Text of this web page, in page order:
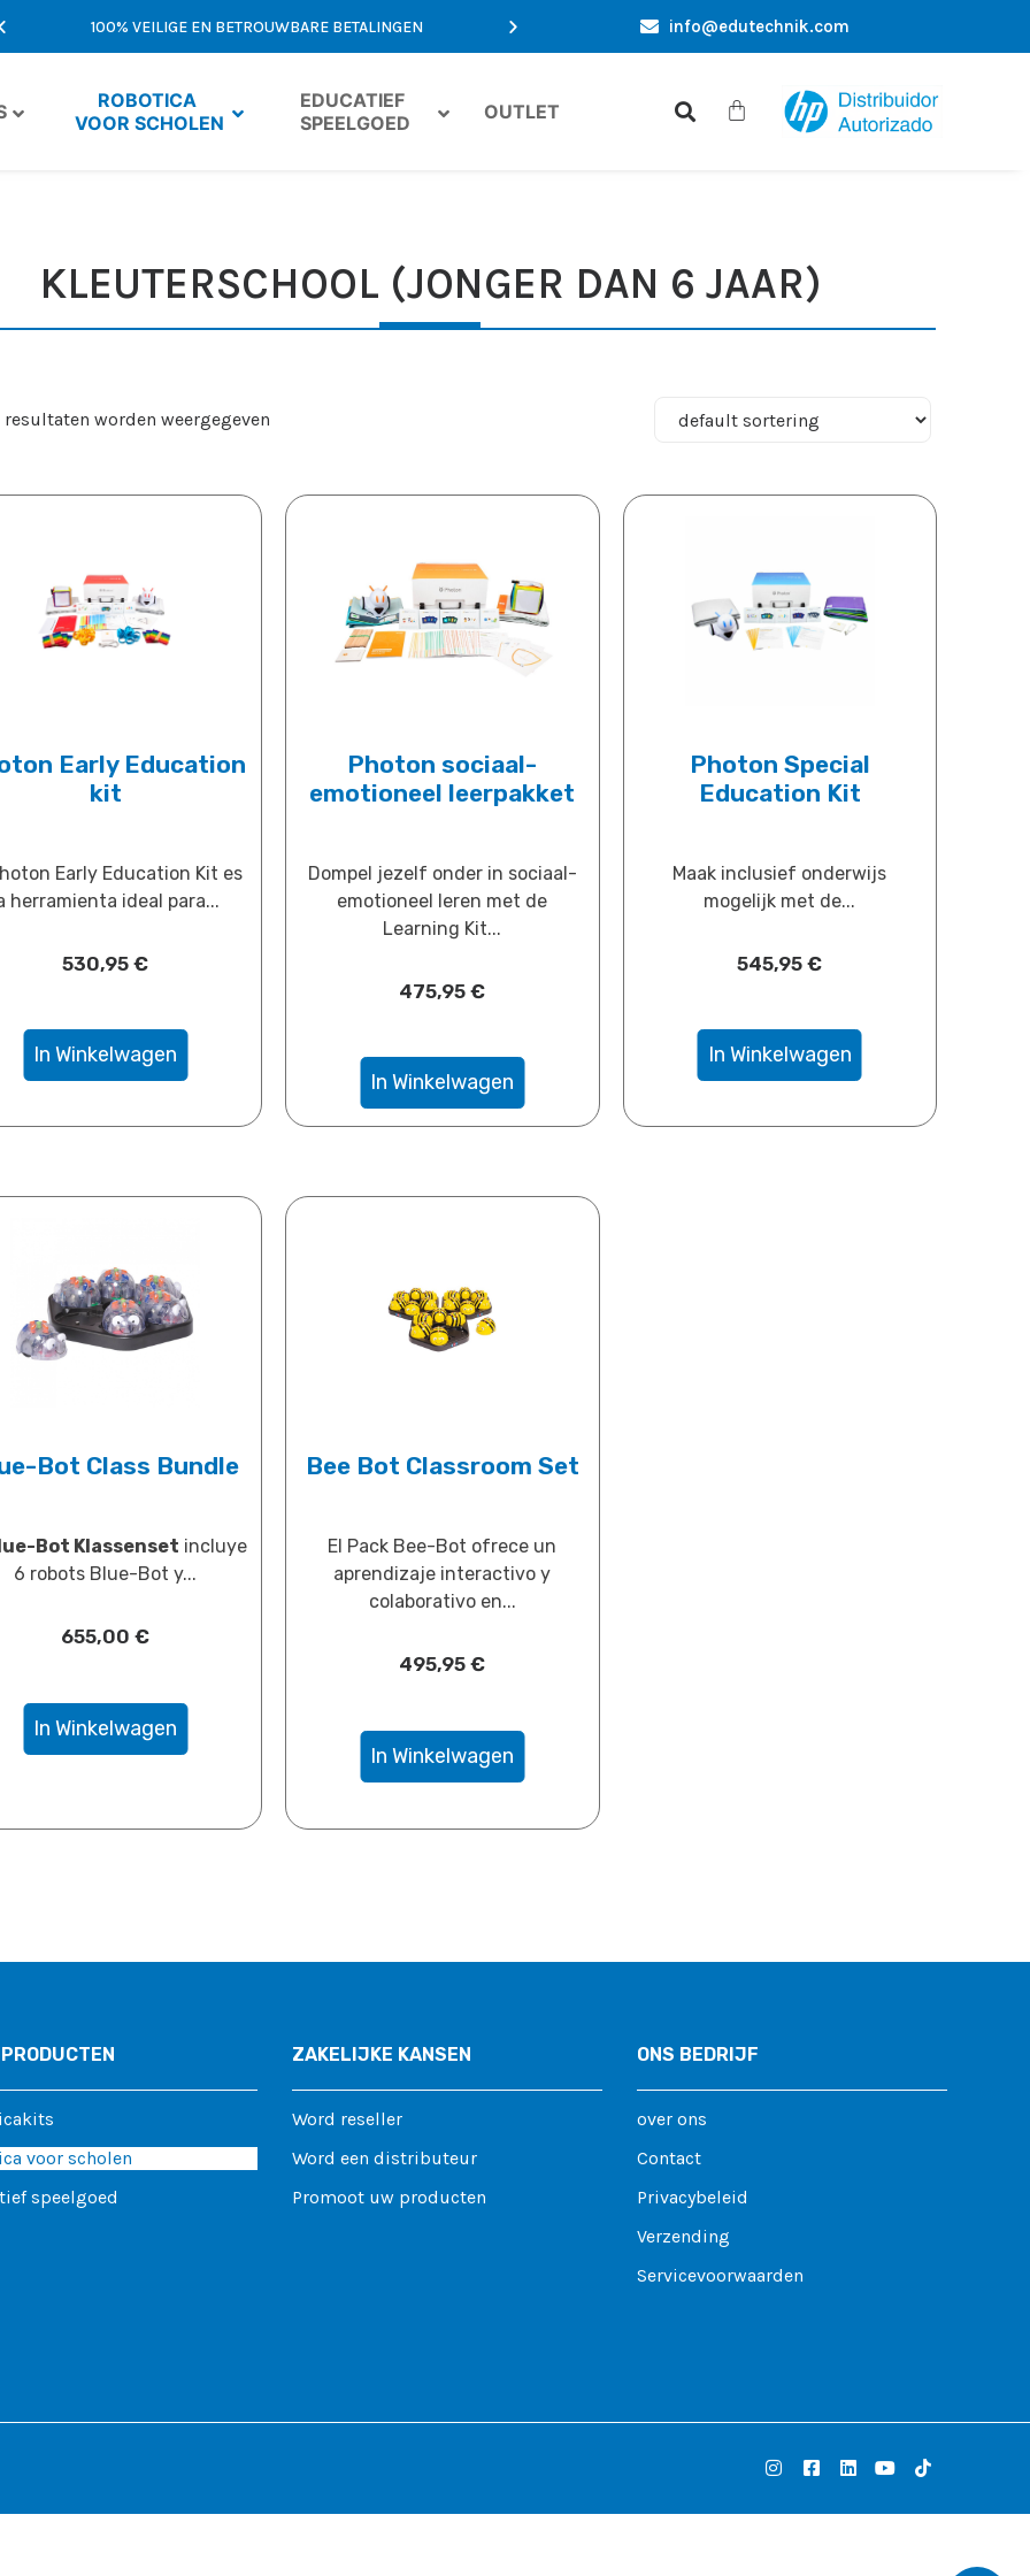
100% VEILIGE EN BETROUWBARE BETALINGEN EXCLUSIEVE AANBIEDINGEN SPECIAAL VOOR JOU
info@edutechnik.com
ROBOTICA
VOOR SCHOLEN
EDUCATIEF
SPEELGOED
OUTLET
KLEUTERSCHOOL (JONGER DAN 6 JAAR)
resultaten worden weergegeven
Early Education
kit
Early Education Kit es
herramienta ideal para...
530,95​€
In Winkelwagen
Photon sociaal-
emotioneel leerpakket
Dompel jezelf onder in sociaal-
emotioneel leren met de
Learning Kit...
475,95​€
In Winkelwagen
Photon Special
Education Kit
Maak inclusief onderwijs
mogelijk met de...
545,95​€
In Winkelwagen
Bot Class Bundle
Bot Klassenset incluye
6 robots Blue-Bot y...
655,00​€
In Winkelwagen
Bee Bot Classroom Set
El Pack Bee-Bot ofrece un
aprendizaje interactivo y
colaborativo en...
495,95​€
In Winkelwagen
voor scholen
speelgoed
ZAKELIJKE KANSEN
Word reseller
Word een distributeur
Promoot uw producten
ONS BEDRIJF
over ons
Contact
Privacybeleid
Verzending
Servicevoorwaarden